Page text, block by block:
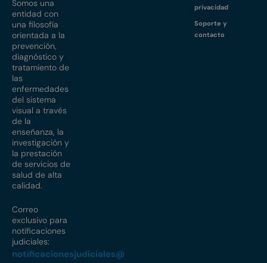
Somos una
entidad con
una filosofía
orientada a la
prevención,
diagnóstico y
tratamiento de
las
enfermedades
del sistema
visual a través
de la
enseñanza, la
investigación y
la prestación
de servicios de
salud de alta
calidad.
Correo
exclusivo para
notificaciones
judiciales:
notificacionesjudiciales@
privacidad
Soporte y
contacto